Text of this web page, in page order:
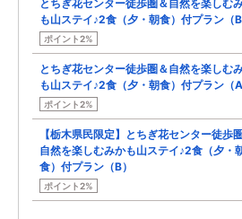
とちぎ花センター徒歩圏＆自然を楽しむ
も山ステイ♪2食（夕・朝食）付プラン（B
ポイント2%
とちぎ花センター徒歩圏＆自然を楽しむ
も山ステイ♪2食（夕・朝食）付プラン（A
ポイント2%
【栃木県民限定】とちぎ花センター徒歩
自然を楽しむみかも山ステイ♪2食（夕・
食）付プラン（B）
ポイント2%